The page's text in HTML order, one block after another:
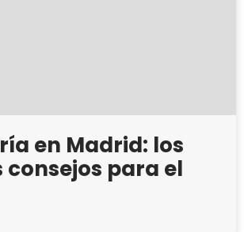
en Madrid: los
consejos para el